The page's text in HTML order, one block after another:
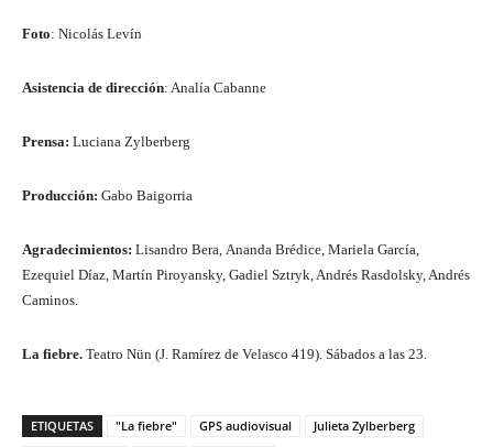
Foto: Nicolás Levín
Asistencia de dirección: Analía Cabanne
Prensa: Luciana Zylberberg
Producción: Gabo Baigorria
Agradecimientos: Lisandro Bera, Ananda Brédice, Mariela García,
Ezequiel Díaz, Martín Piroyansky, Gadiel Sztryk, Andrés Rasdolsky, Andrés
Caminos.
La fiebre. Teatro Nün (J. Ramírez de Velasco 419). Sábados a las 23.
ETIQUETAS "La fiebre" GPS audiovisual
Julieta Zylberberg